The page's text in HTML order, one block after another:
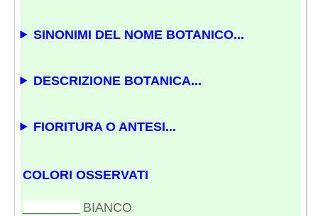
SINONIMI DEL NOME BOTANICO...
DESCRIZIONE BOTANICA...
FIORITURA O ANTESI...
COLORI OSSERVATI
BIANCO